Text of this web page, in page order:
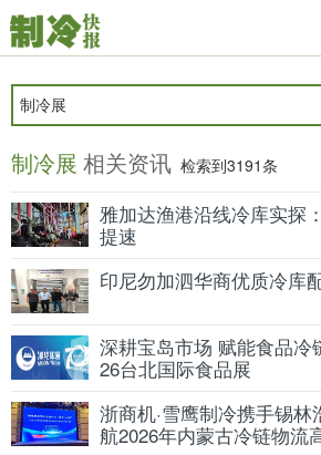
制冷展 相关资讯 检索到3191条
雅加达渔港沿线冷库实探
提速
印尼勿加泗华商优质冷库
深耕宝岛市场 赋能食品冷
26台北国际食品展
浙商机·雪鹰制冷携手锡
航2026年内蒙古冷链物流